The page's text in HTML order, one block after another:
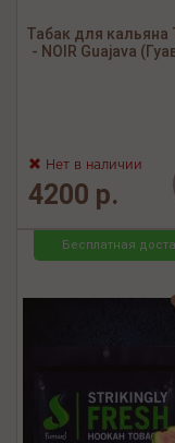
Табак для кальяна
- NOIR Guajava
Нет в наличии
4200 р.
Бесплатная